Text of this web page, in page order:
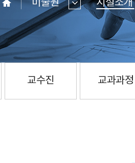
홈 미술원 시설소개
교수진 교과과정